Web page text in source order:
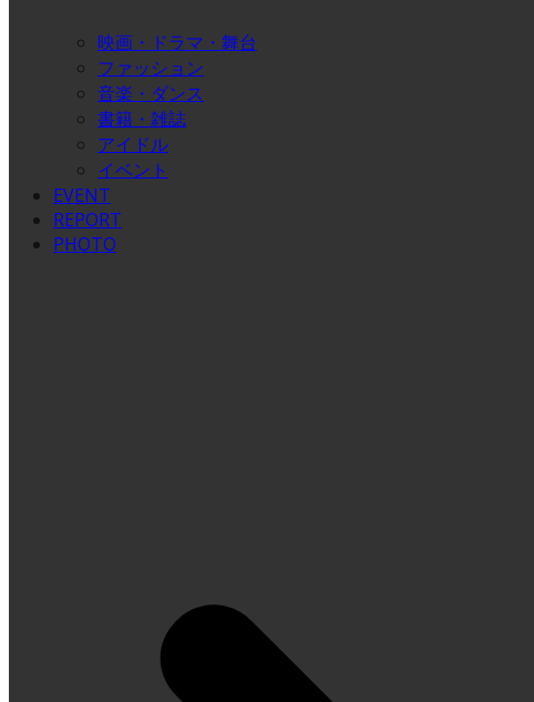
映画・ドラマ・舞台
ファッション
音楽・ダンス
書籍・雑誌
アイドル
イベント
EVENT
REPORT
PHOTO